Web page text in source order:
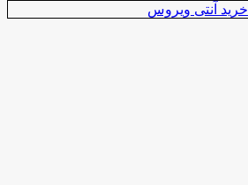
خرید آنتی ویروس